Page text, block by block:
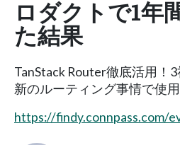
ロダクトで1年
た結果
TanStack Router徹底活用！
新のルーティング事情で使
https://findy.connpass.com/